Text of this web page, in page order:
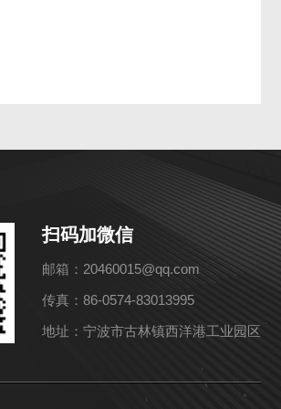
扫码加微信
邮箱：20460015@qq.com
传真：86-0574-83013995
地址：宁波市古林镇西洋港工业园区